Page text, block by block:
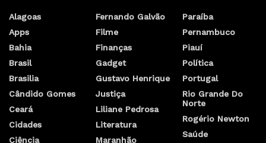
Alagoas
Apps
Bahia
Brasil
Brasilia
Cândido Gomes
Ceará
Cidades
Ciência
Fernando Galvão
Filme
Finanças
Gadget
Gustavo Henrique
Justiça
Liliane Pedrosa
Literatura
Maranhão
Paraíba
Pernambuco
Piauí
Política
Portugal
Rio Grande Do
Norte
Rogério Newton
Saúde